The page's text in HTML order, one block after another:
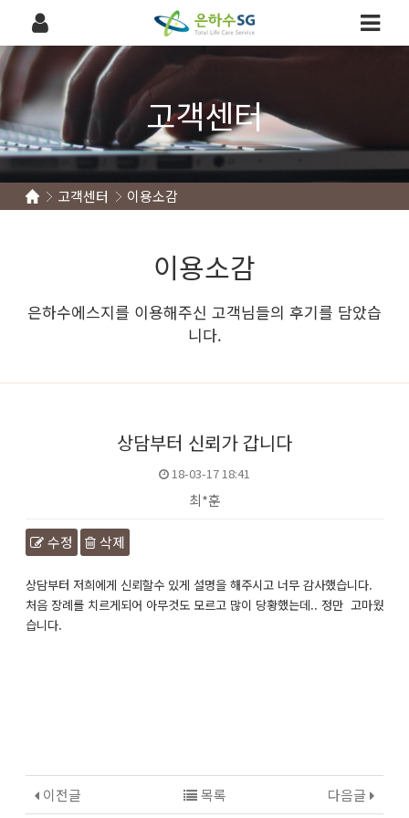
고객센터
고객센터 이용소감
이용소감
은하수에스지를 이용해주신 고객님들의 후기를 담았습
니다.
상담부터 신뢰가 갑니다
18-03-17 18:41
최*훈
수정 삭제
본문
상담부터 저희에게 신뢰할수 있게 설명을 해주시고 너무 감사했습니다.
처음 장례를 치르게되어 아무것도 모르고 많이 당황했는데.. 정만 고마웠
습니다.
이전글 다음글
목록